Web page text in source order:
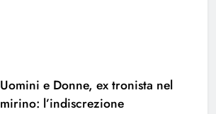
Uomini e Donne, ex tronista nel
mirino: l’indiscrezione